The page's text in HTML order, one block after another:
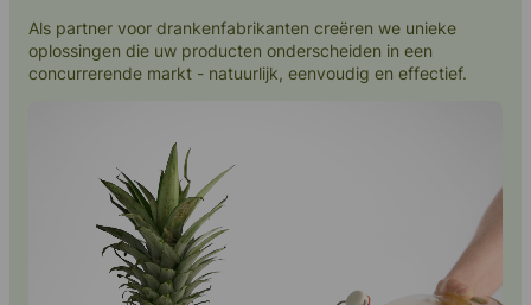
(+45) 57 67 50 05
Neem contact met ons op
Als partner voor drankenfabrikanten creëren we unieke
oplossingen die uw producten onderscheiden in een
concurrerende markt - natuurlijk, eenvoudig en effectief.